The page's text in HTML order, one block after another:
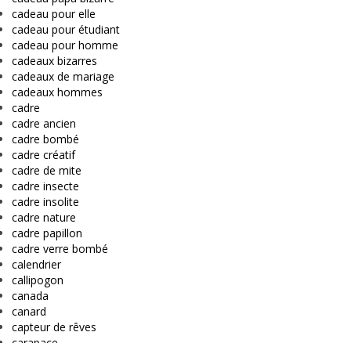
cadeau pour elle
cadeau pour étudiant
cadeau pour homme
cadeaux bizarres
cadeaux de mariage
cadeaux hommes
cadre
cadre ancien
cadre bombé
cadre créatif
cadre de mite
cadre insecte
cadre insolite
cadre nature
cadre papillon
cadre verre bombé
calendrier
callipogon
canada
canard
capteur de rêves